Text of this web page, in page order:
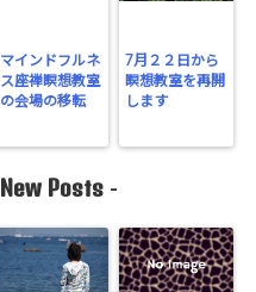
マインドフルネ
ス座禅瞑想教室
の会場の移転
7月２２日から
瞑想教室を再開
します
New Posts -